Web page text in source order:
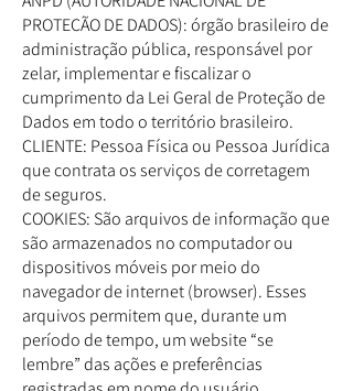
PROTEÇÃO DE DADOS): órgão brasileiro de
administração pública, responsável por
zelar, implementar e fiscalizar o
cumprimento da Lei Geral de Proteção de
Dados em todo o território brasileiro.
CLIENTE: Pessoa Física ou Pessoa Jurídica
que contrata os serviços de corretagem
de seguros.
COOKIES: São arquivos de informação que
são armazenados no computador ou
dispositivos móveis por meio do
navegador de internet (browser). Esses
arquivos permitem que, durante um
período de tempo, um website “se
lembre” das ações e preferências